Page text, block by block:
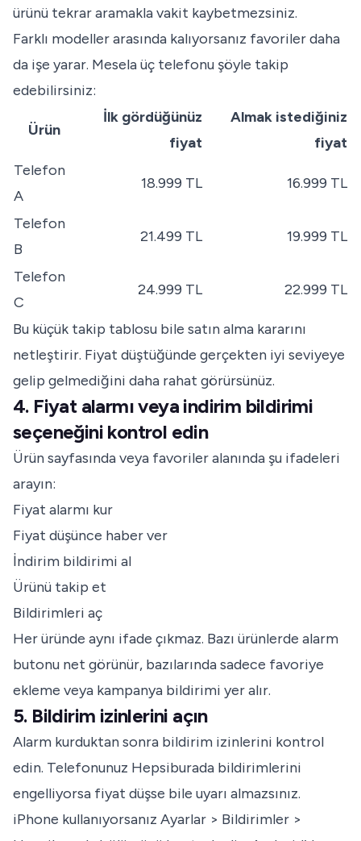
ürünü tekrar aramakla vakit kaybetmezsiniz.
Farklı modeller arasında kalıyorsanız favoriler daha
da işe yarar. Mesela üç telefonu şöyle takip
edebilirsiniz:
Ürün
İlk gördüğünüz
fiyat
Almak istediğiniz
fiyat
Telefon
A
18.999 TL 16.999 TL
Telefon
B
21.499 TL 19.999 TL
Telefon
C
24.999 TL 22.999 TL
Bu küçük takip tablosu bile satın alma kararını
netleştirir. Fiyat düştüğünde gerçekten iyi seviyeye
gelip gelmediğini daha rahat görürsünüz.
4. Fiyat alarmı veya indirim bildirimi
seçeneğini kontrol edin
Ürün sayfasında veya favoriler alanında şu ifadeleri
arayın:
Fiyat alarmı kur
Fiyat düşünce haber ver
İndirim bildirimi al
Ürünü takip et
Bildirimleri aç
Her üründe aynı ifade çıkmaz. Bazı ürünlerde alarm
butonu net görünür, bazılarında sadece favoriye
ekleme veya kampanya bildirimi yer alır.
5. Bildirim izinlerini açın
Alarm kurduktan sonra bildirim izinlerini kontrol
edin. Telefonunuz Hepsiburada bildirimlerini
engelliyorsa fiyat düşse bile uyarı almazsınız.
iPhone kullanıyorsanız Ayarlar > Bildirimler >